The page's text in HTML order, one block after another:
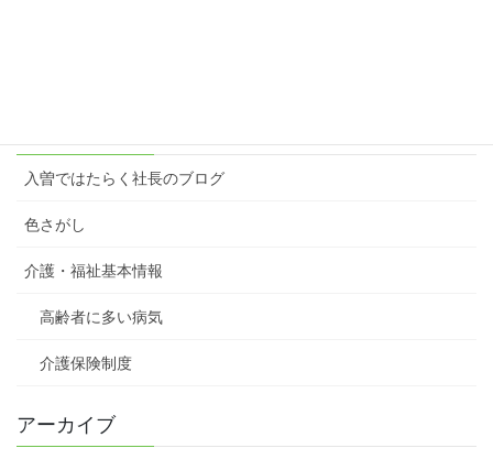
入曽ではたらく社長のブログ
色さがし
介護・福祉基本情報
高齢者に多い病気
介護保険制度
アーカイブ